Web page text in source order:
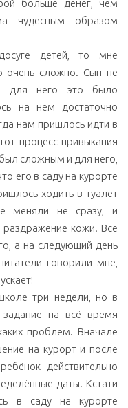
больше денег, чем
чудесным образом
детей, то мне
сложно. Сын не
для него это было
на нём достаточно
нам пришлось идти в
процесс привыкания
сложным и для него,
его в саду на курорте
ходить в туалет
меняли не сразу, и
раздражение кожи. Всё
а на следующий день
говорили мне,
три недели, но в
на всё время
проблем. Вначале
на курорт и после
действительно
даты. Кстати
в саду на курорте